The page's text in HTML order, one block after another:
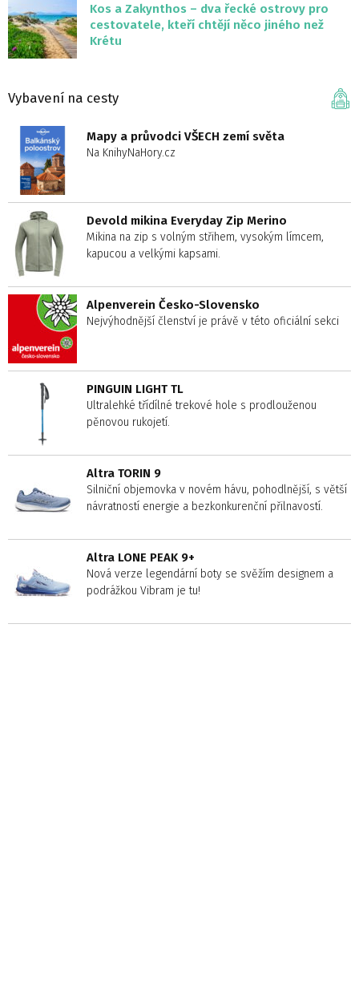
Kos a Zakynthos – dva řecké ostrovy pro
cestovatele, kteří chtějí něco jiného než
Krétu
Vybavení na cesty
Mapy a průvodci VŠECH zemí světa
Na KnihyNaHory.cz
Devold mikina Everyday Zip Merino
Mikina na zip s volným střihem, vysokým límcem,
kapucou a velkými kapsami.
Alpenverein Česko-Slovensko
Nejvýhodnější členství je právě v této oficiální sekci
PINGUIN LIGHT TL
Ultralehké třídílné trekové hole s prodlouženou
pěnovou rukojetí.
Altra TORIN 9
Silniční objemovka v novém hávu, pohodlnější, s větší
návratností energie a bezkonkurenční přilnavostí.
Altra LONE PEAK 9+
Nová verze legendární boty se svěžím designem a
podrážkou Vibram je tu!